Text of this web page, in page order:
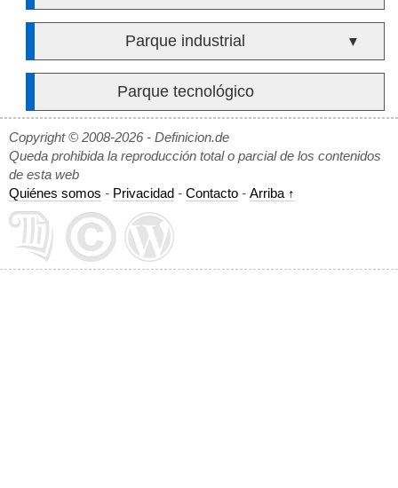
Parque industrial ▼
Parque tecnológico
Copyright © 2008-2026 - Definicion.de
Queda prohibida la reproducción total o parcial de los contenidos
de esta web
Quiénes somos - Privacidad - Contacto - Arriba ↑